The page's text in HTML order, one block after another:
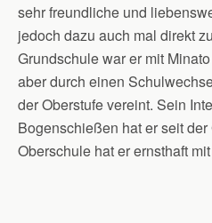
sehr freundliche und
jedoch dazu auch mal direkt
Grundschule war er mit
aber durch einen
der Oberstufe vereint. Sein
Bogenschießen hat er seit
Oberschule hat er ernsthaft